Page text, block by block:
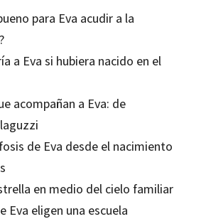
para Eva acudir a la
a Eva si hubiera nacido en el
acompañan a Eva: de
de Eva desde el nacimiento
en medio del cielo familiar
Eva eligen una escuela